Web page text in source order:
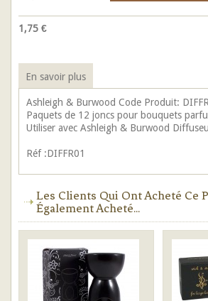
1,75 €
En savoir plus
Ashleigh & Burwood Code Produit:
Paquets de 12 joncs pour bouquets
Utiliser avec Ashleigh & Burwood
Réf :DIFFR01
Les Clients Qui Ont Acheté Ce
Également Acheté...